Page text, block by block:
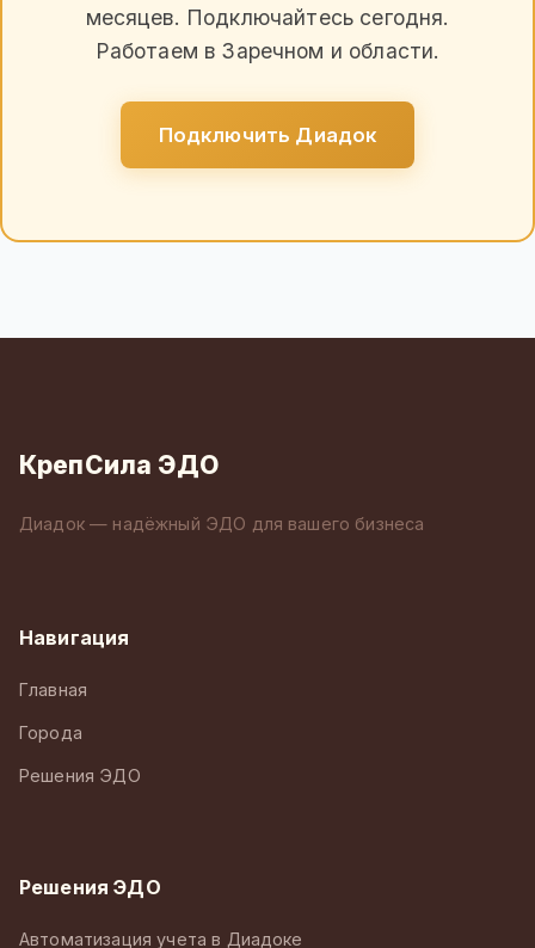
месяцев. Подключайтесь сегодня.
Работаем в Заречном и области.
Подключить Диадок
КрепСила ЭДО
Диадок — надёжный ЭДО для вашего бизнеса
Навигация
Главная
Города
Решения ЭДО
Решения ЭДО
Автоматизация учета в Диадоке